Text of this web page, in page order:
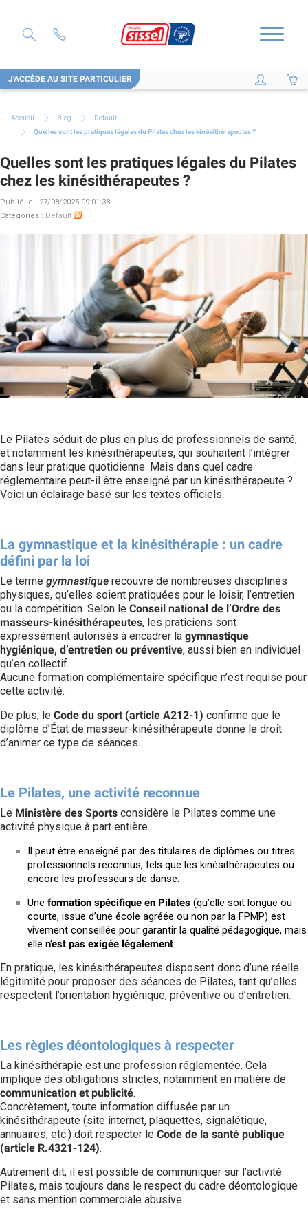
J'ACCÈDE AU SITE PARTICULIER
Accueil Blog
Default
Quelles sont les pratiques légales du Pilates chez les kinésithérapeutes ?
Quelles sont les pratiques légales du Pilates
chez les kinésithérapeutes ?
Publié le : 27/08/2025 09:01:38
Catégories : Default
Le Pilates séduit de plus en plus de professionnels de santé,
et notamment les kinésithérapeutes, qui souhaitent l’intégrer
dans leur pratique quotidienne. Mais dans quel cadre
réglementaire peut-il être enseigné par un kinésithérapeute ?
Voici un éclairage basé sur les textes officiels.
La gymnastique et la kinésithérapie : un cadre
défini par la loi
Le terme gymnastique recouvre de nombreuses disciplines
physiques, qu’elles soient pratiquées pour le loisir, l’entretien
ou la compétition. Selon le Conseil national de l’Ordre des
masseurs-kinésithérapeutes, les praticiens sont
expressément autorisés à encadrer la gymnastique
hygiénique, d’entretien ou préventive, aussi bien en individuel
qu’en collectif.
Aucune formation complémentaire spécifique n’est requise pour
cette activité.
De plus, le Code du sport (article A212-1) confirme que le
diplôme d’État de masseur-kinésithérapeute donne le droit
d’animer ce type de séances.
Le Pilates, une activité reconnue
Le Ministère des Sports considère le Pilates comme une
activité physique à part entière.
Il peut être enseigné par des titulaires de diplômes ou titres
professionnels reconnus, tels que les kinésithérapeutes ou
encore les professeurs de danse.
Une formation spécifique en Pilates (qu’elle soit longue ou
courte, issue d’une école agréée ou non par la FPMP) est
vivement conseillée pour garantir la qualité pédagogique, mais
elle n’est pas exigée légalement.
En pratique, les kinésithérapeutes disposent donc d’une réelle
légitimité pour proposer des séances de Pilates, tant qu’elles
respectent l’orientation hygiénique, préventive ou d’entretien.
Les règles déontologiques à respecter
La kinésithérapie est une profession réglementée. Cela
implique des obligations strictes, notamment en matière de
communication et publicité.
Concrètement, toute information diffusée par un
kinésithérapeute (site internet, plaquettes, signalétique,
annuaires, etc.) doit respecter le Code de la santé publique
(article R.4321-124).
Autrement dit, il est possible de communiquer sur l’activité
Pilates, mais toujours dans le respect du cadre déontologique
et sans mention commerciale abusive.